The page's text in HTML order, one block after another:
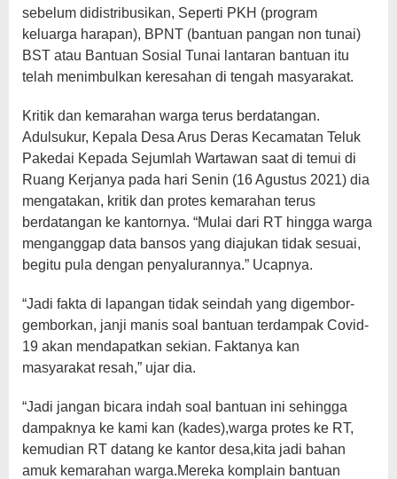
sebelum didistribusikan, Seperti PKH (program
keluarga harapan), BPNT (bantuan pangan non tunai)
BST atau Bantuan Sosial Tunai lantaran bantuan itu
telah menimbulkan keresahan di tengah masyarakat.
Kritik dan kemarahan warga terus berdatangan.
Adulsukur, Kepala Desa Arus Deras Kecamatan Teluk
Pakedai Kepada Sejumlah Wartawan saat di temui di
Ruang Kerjanya pada hari Senin (16 Agustus 2021) dia
mengatakan, kritik dan protes kemarahan terus
berdatangan ke kantornya. “Mulai dari RT hingga warga
menganggap data bansos yang diajukan tidak sesuai,
begitu pula dengan penyalurannya.” Ucapnya.
“Jadi fakta di lapangan tidak seindah yang digembor-
gemborkan, janji manis soal bantuan terdampak Covid-
19 akan mendapatkan sekian. Faktanya kan
masyarakat resah,” ujar dia.
“Jadi jangan bicara indah soal bantuan ini sehingga
dampaknya ke kami kan (kades),warga protes ke RT,
kemudian RT datang ke kantor desa,kita jadi bahan
amuk kemarahan warga.Mereka komplain bantuan